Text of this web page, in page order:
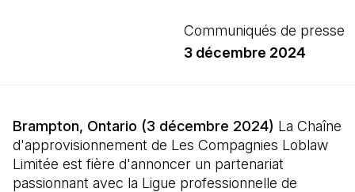
Communiqués de presse
3 décembre 2024
Brampton, Ontario (3 décembre 2024) La Chaîne
d'approvisionnement de Les Compagnies Loblaw
Limitée est fière d'annoncer un partenariat
passionnant avec la Ligue professionnelle de